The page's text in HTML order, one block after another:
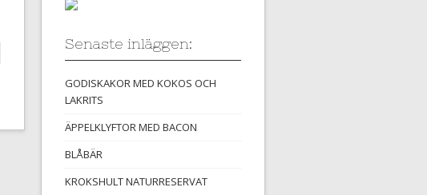
Senaste inläggen:
GODISKAKOR MED KOKOS OCH
LAKRITS
ÄPPELKLYFTOR MED BACON
BLÅBÄR
KROKSHULT NATURRESERVAT